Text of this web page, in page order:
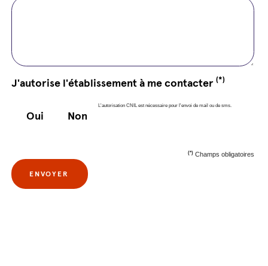
J'autorise l'établissement à me contacter(*)
Oui Non
L'autorisation CNIL est nécessaire pour l'envoi de mail ou de sms.
(*)Champs obligatoires
ENVOYER